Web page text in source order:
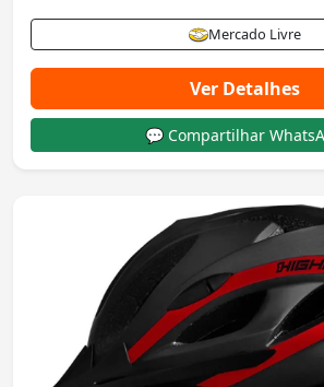
Mercado Livre
Ver Detalhes
💬 Compartilhar